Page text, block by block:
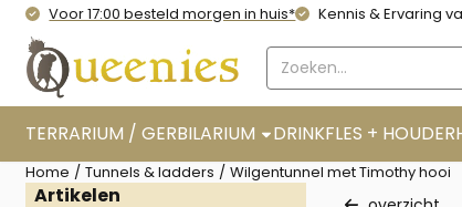
Cookievoorkeuren zijn momenteel gesloten.
Voor 17:00 besteld morgen in huis* Kennis & Ervaring
Zoeken
TERRARIUM / GERBILARIUM DRINKFLES + HOUDER
Home / Tunnels & ladders / Wilgentunnel met Timothy hooi
Artikelen